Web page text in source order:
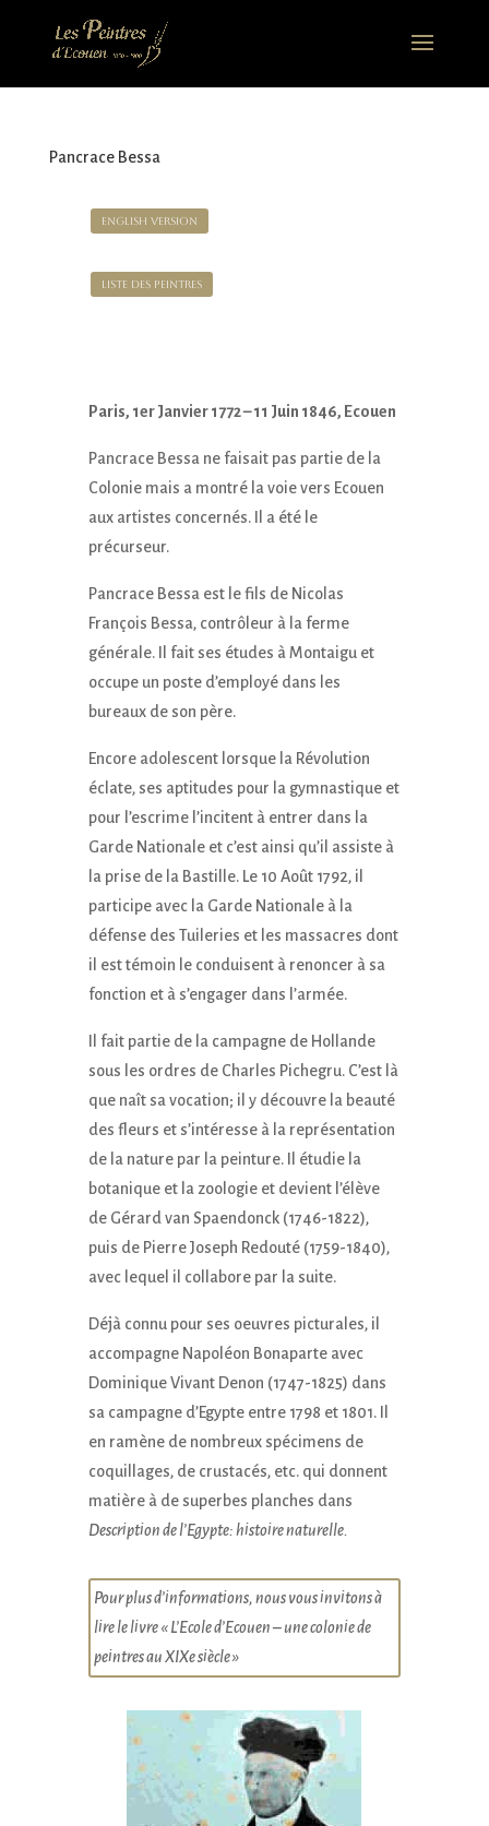
Pancrace Bessa
English version
Liste des Peintres
Paris, 1er Janvier 1772 – 11 Juin 1846, Ecouen
Pancrace Bessa ne faisait pas partie de la
Colonie mais a montré la voie vers Ecouen
aux artistes concernés. Il a été le
précurseur.
Pancrace Bessa est le fils de Nicolas
François Bessa, contrôleur à la ferme
générale. Il fait ses études à Montaigu et
occupe un poste d’employé dans les
bureaux de son père.
Encore adolescent lorsque la Révolution
éclate, ses aptitudes pour la gymnastique et
pour l’escrime l’incitent à entrer dans la
Garde Nationale et c’est ainsi qu’il assiste à
la prise de la Bastille. Le 10 Août 1792, il
participe avec la Garde Nationale à la
défense des Tuileries et les massacres dont
il est témoin le conduisent à renoncer à sa
fonction et à s’engager dans l’armée.
Il fait partie de la campagne de Hollande
sous les ordres de Charles Pichegru. C’est là
que naît sa vocation; il y découvre la beauté
des fleurs et s’intéresse à la représentation
de la nature par la peinture. Il étudie la
botanique et la zoologie et devient l’élève
de Gérard van Spaendonck (1746-1822),
puis de Pierre Joseph Redouté (1759-1840),
avec lequel il collabore par la suite.
Déjà connu pour ses oeuvres picturales, il
accompagne Napoléon Bonaparte avec
Dominique Vivant Denon (1747-1825) dans
sa campagne d’Egypte entre 1798 et 1801. Il
en ramène de nombreux spécimens de
coquillages, de crustacés, etc. qui donnent
matière à de superbes planches dans
Description de l’Egypte: histoire naturelle.
Pour plus d’informations, nous vous invitons à
lire le livre « L’Ecole d’Ecouen – une colonie de
peintres au XIXe siècle »